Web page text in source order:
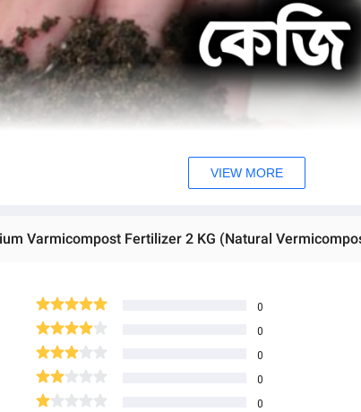
VIEW MORE
Varmicompost Fertilizer 2 KG (Natural
0
0
0
0
0